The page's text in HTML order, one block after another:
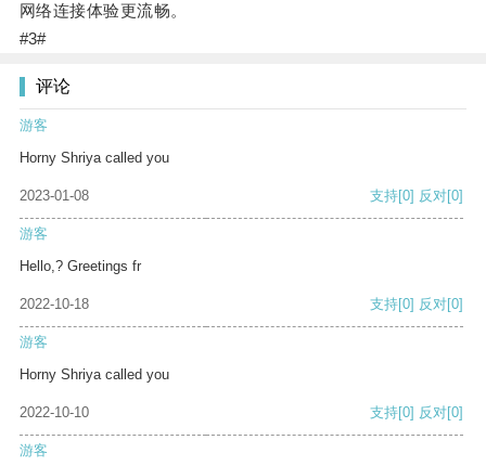
网络连接体验更流畅。
#3#
评论
游客
Horny Shriya called you
2023-01-08 支持[0] 反对[0]
游客
Hello,? Greetings fr
2022-10-18 支持[0] 反对[0]
游客
Horny Shriya called you
2022-10-10 支持[0] 反对[0]
游客